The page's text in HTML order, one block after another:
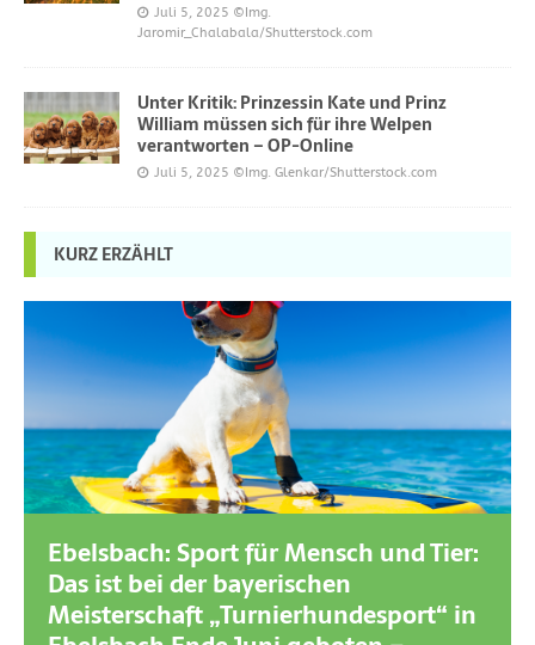
Juli 5, 2025 ©Img.
Jaromir_Chalabala/Shutterstock.com
Unter Kritik: Prinzessin Kate und Prinz
William müssen sich für ihre Welpen
verantworten – OP-Online
Juli 5, 2025 ©Img. Glenkar/Shutterstock.com
KURZ ERZÄHLT
Ebelsbach: Sport für Mensch und Tier:
Das ist bei der bayerischen
Meisterschaft „Turnierhundesport“ in